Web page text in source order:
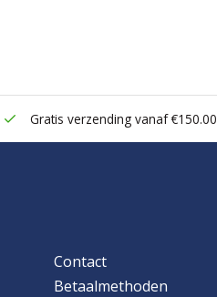
Gratis verzending vanaf €150.00
Contact
Betaalmethoden